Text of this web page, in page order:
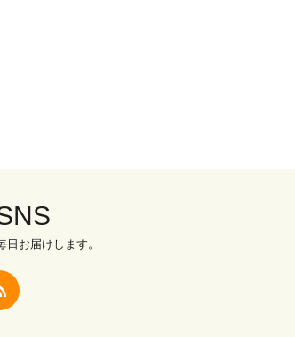
お届けします。